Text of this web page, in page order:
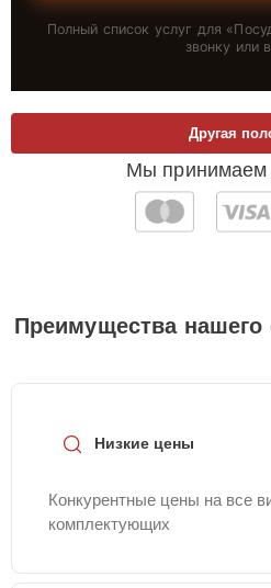
Полный список услуг для «
звонку или
Мы принимаем
Другая
Преимущества нашего
Низкие цены
Конкурентные цены на все
комплектующих